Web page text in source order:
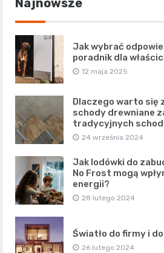
Najnowsze
Jak wybrać
poradnik dla
12 maja 2025
Dlaczego warto się
schody drewniane
tradycyjnych
24 września 2024
Jak lodówki do
No Frost mogą
energii?
28 lutego 2024
Światło do firmy i
26 lutego 2024